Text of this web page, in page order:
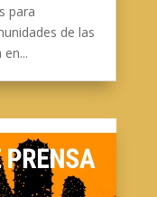
para
de las